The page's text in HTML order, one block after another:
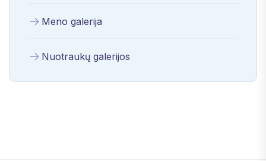
Meno galerija
Nuotraukų galerijos